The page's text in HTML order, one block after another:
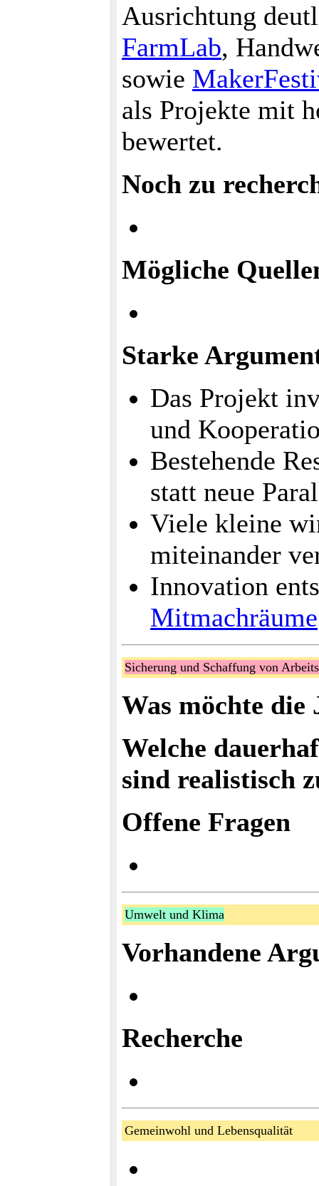
Ausrichtung
FarmLab,
sowie
als Projekte mit
bewertet.
Noch zu
Mögliche
Starke
Das Projekt
und
Bestehende
statt neue
Viele kleine
miteinander
Innovation
Mitmachräume
Sicherung und Schaffung von
Was möchte die
Welche
sind realistisch
Offene Fragen
Umwelt und Klima
Vorhandene
Recherche
Gemeinwohl und Lebensqualität